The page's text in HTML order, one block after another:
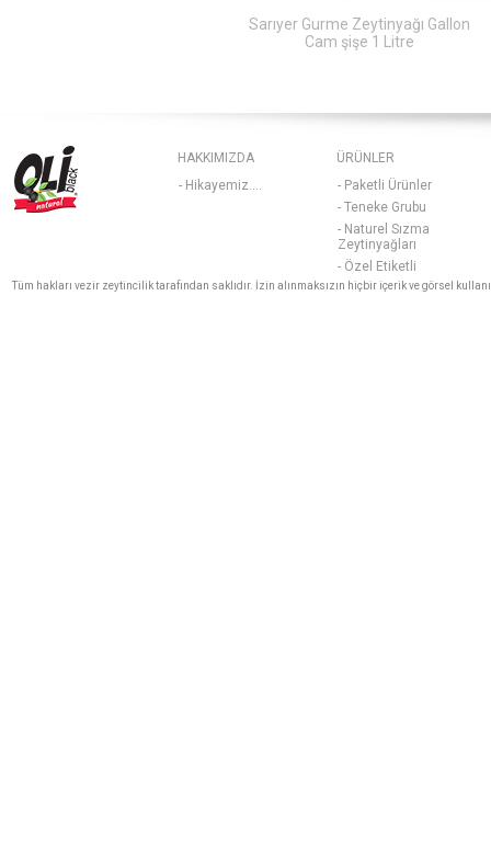
Sarıyer Gurme Zeytinyağı Gallon
Cam şişe 1 Litre
HAKKIMIZDA
- Hikayemiz....
ÜRÜNLER
- Paketli Ürünler
- Teneke Grubu
- Naturel Sızma
Zeytinyağları
- Özel Etiketli
Tüm hakları vezir zeytincilik tarafından saklıdır. İzin alınmaksızın hiçbir içerik ve görsel